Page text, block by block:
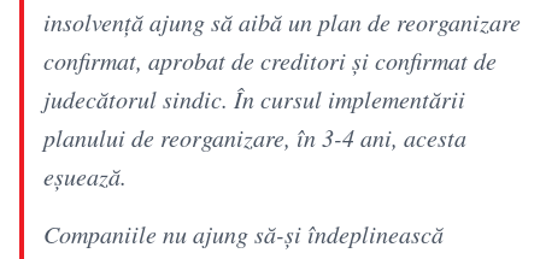
insolvență ajung să aibă un plan de reorganizare
confirmat, aprobat de creditori și confirmat de
judecătorul sindic. În cursul implementării
planului de reorganizare, în 3-4 ani, acesta
eșuează.
Companiile nu ajung să-și îndeplinească